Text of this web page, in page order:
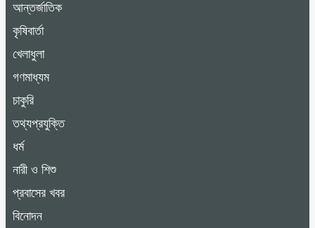
আন্তর্জাতিক
কৃষিবার্তা
খেলাধুলা
গণমাধ্যম
চাকুরি
তথ্যপ্রযুক্তি
ধর্ম
নারী ও শিশু
প্রবাসের খবর
বিনোদন